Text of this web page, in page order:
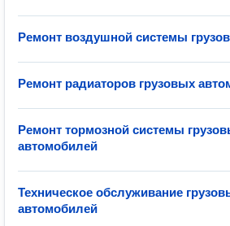
Ремонт воздушной системы
Ремонт радиаторов грузовых
Ремонт тормозной системы
автомобилей
Техническое обслуживание
автомобилей